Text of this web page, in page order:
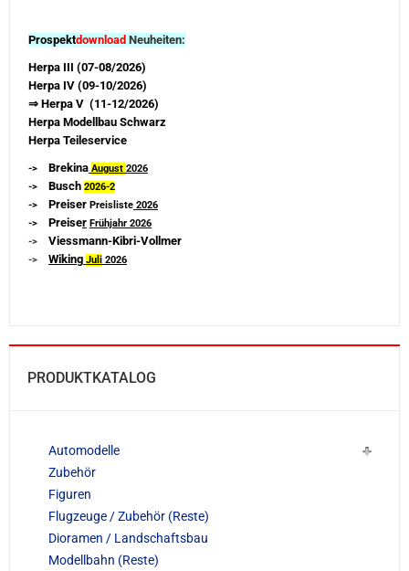
Prospektdownload Neuheiten:
Herpa III (07-08/2026)
Herpa IV (09-10/2026)
⇒ Herpa V (11-12/2026)
Herpa Modellbau Schwarz
Herpa Teileservice
-> Brekina August 2026
-> Busch 2026-2
-> Preiser Preisliste 2026
-> Preiser Frühjahr 2026
-> Viessmann-Kibri-Vollmer
-> Wiking Juli 2026
PRODUKTKATALOG
Automodelle
Zubehör
Figuren
Flugzeuge / Zubehör (Reste)
Dioramen / Landschaftsbau
Modellbahn (Reste)